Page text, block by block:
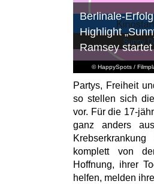
© HappySpots /
Berlinale-
Highlight
Ramsey
Partys, Freiheit
so stellen sich
vor. Für die 17-
ganz anders
komplett von
Hoffnung, ihrer
helfen, melden